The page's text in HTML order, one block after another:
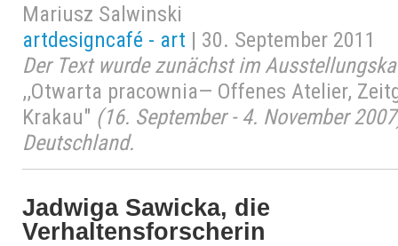
Mariusz Salwinski
artdesigncafé - art | 30. September 2011
Der Text wurde zunächst im
,,Otwarta pracownia— Offenes Atelier,
Krakau" (16. September - 4. November
Deutschland.
Jadwiga Sawicka, die
Verhaltensforscherin